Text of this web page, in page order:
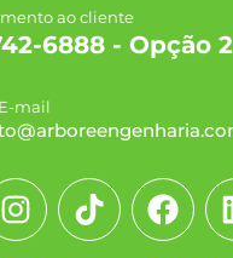
ao cliente
6888 - Opção 2
mail